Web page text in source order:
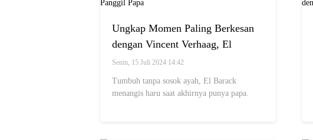
Ungkap Momen Paling Berkesan
dengan Vincent Verhaag, El
Barack Menangis saat
Diperbolehkan Panggil Papa
Senin, 15 Juli 2024 14:42
Tumbuh tanpa sosok ayah, El Barack
menangis haru saat akhirnya punya papa.